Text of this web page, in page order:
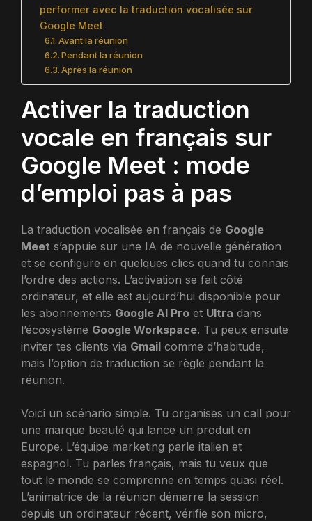
performer avec la traduction vocalisée sur
Google Meet
Avant la réunion
Pendant la réunion
Après la réunion
Activer la traduction
vocale en français sur
Google Meet : mode
d’emploi pas à pas
La traduction vocalisée en français de Google
Meet s’appuie sur une IA de nouvelle génération
et se configure en quelques clics quand tu connais
l’ordre des actions. L’activation se fait côté
ordinateur, et elle est aujourd’hui disponible pour
les abonnements Google AI Pro et Ultra dans
l’écosystème Google Workspace. Tu peux ensuite
inviter tes clients via Gmail comme d’habitude,
mais l’option de traduction se règle pendant la
réunion.
Voici un scénario simple. Tu organises un call pour
une marque beauté qui lance un produit en
Europe. L’équipe marketing parle italien et
espagnol. Tu parles français, mais tu veux que
tout le monde se comprenne en temps quasi réel.
L’animatrice de la réunion démarre la session
depuis un ordinateur récent, vérifie son micro,